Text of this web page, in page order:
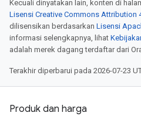
Kecuali dinyatakan lain, konten di
Lisensi Creative Commons Attribution
dilisensikan berdasarkan Lisensi
informasi selengkapnya, lihat
adalah merek dagang terdaftar dari
Terakhir diperbarui pada 2026-07-23
Produk dan harga